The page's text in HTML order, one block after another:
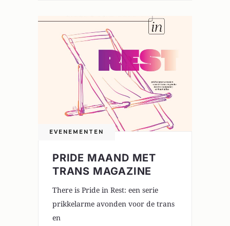
EVENEMENTEN
PRIDE MAAND MET
TRANS MAGAZINE
There is Pride in Rest: een serie
prikkelarme avonden voor de trans
en